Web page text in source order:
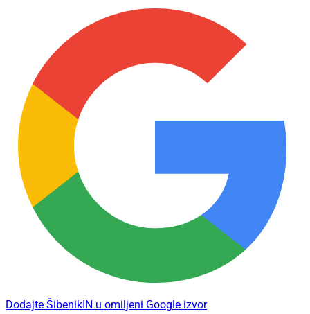
Dodajte ŠibenikIN u omiljeni Google izvor